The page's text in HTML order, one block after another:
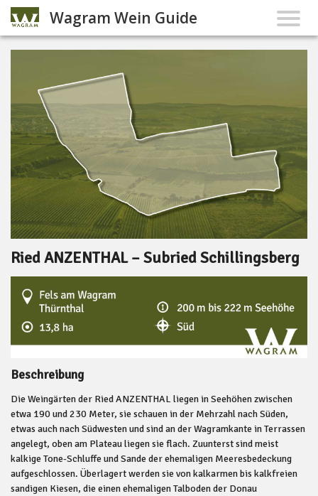
Ried ANZENTHAL – Subried Schillingsberg
Beschreibung
Die Weingärten der Ried ANZENTHAL liegen in Seehöhen zwischen
etwa 190 und 230 Meter, sie schauen in der Mehrzahl nach Süden,
etwas auch nach Südwesten und sind an der Wagramkante in Terrassen
angelegt, oben am Plateau liegen sie flach. Zuunterst sind meist
kalkige Tone-Schluffe und Sande der ehemaligen Meeresbedeckung
aufgeschlossen. Überlagert werden sie von kalkarmen bis kalkfreien
sandigen Kiesen, die einen ehemaligen Talboden der Donau
Wagram Wein Guide